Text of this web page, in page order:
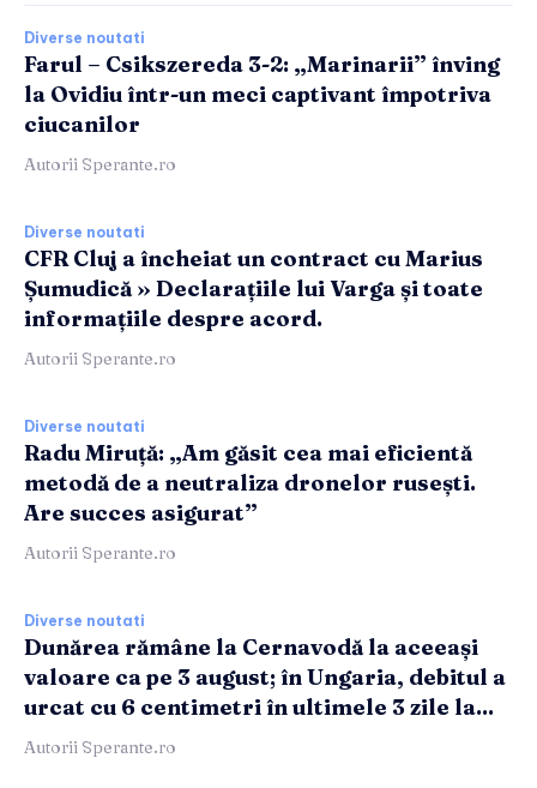
Diverse noutati
Farul – Csikszereda 3-2: „Marinarii” înving
la Ovidiu într-un meci captivant împotriva
ciucanilor
Autorii Sperante.ro
Diverse noutati
CFR Cluj a încheiat un contract cu Marius
Șumudică » Declarațiile lui Varga și toate
informațiile despre acord.
Autorii Sperante.ro
Diverse noutati
Radu Miruță: „Am găsit cea mai eficientă
metodă de a neutraliza dronelor rusești.
Are succes asigurat”
Autorii Sperante.ro
Diverse noutati
Dunărea rămâne la Cernavodă la aceeași
valoare ca pe 3 august; în Ungaria, debitul a
urcat cu 6 centimetri în ultimele 3 zile la...
Autorii Sperante.ro